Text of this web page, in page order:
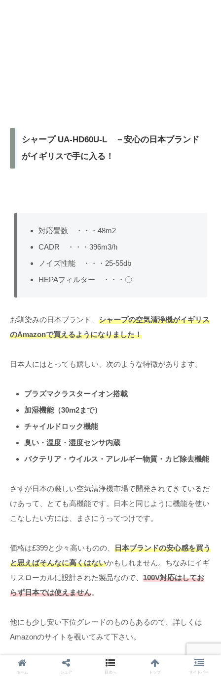
シャープ UA-HD60U-L －安心の日本ブランド
がイギリスで手に入る！
対応畳数 ・・・48m2
CADR ・・・396m3/h
ノイズ性能 ・・・25-55db
HEPAフィルター ・・・〇
お馴染みの日本ブランド、 シャープの空気清浄機がイギリス
のAmazonで買えるようになりました！
日本人にはとっても嬉しい、次のような特徴があります。
プラズマクラスターイオン搭載
加湿機能（30m2まで）
チャイルドロック機能
臭い・温度・湿度センサ内蔵
バクテリア・ウイルス・アレルギー物質・カビ除去機能
さすが日本の厳しい空気清浄機市場で開発されてきているだ
けあって、とても高機能です。日本と同じように機能を使い
こなしたい方には、まさにうってつけです。
価格は£399と少々高いものの、 日本ブランドの安心感を買う
と思えばそんなに高くはないかもしれません。ちなみにイギ
リスローカルに設計された製品なので、 100V対応はしてお
らず日本では使えません。
他にも少し安い下位グレードのものもあるので、詳しくは
Amazonのサイトを覗いてみて下さい。
ホーム シェア 目次へ トップ サイドバー